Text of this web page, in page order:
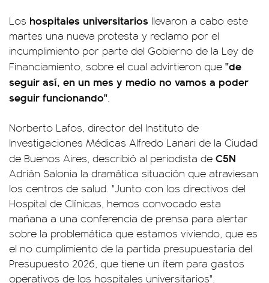
Los hospitales universitarios llevaron a cabo este
martes una nueva protesta y reclamo por el
incumplimiento por parte del Gobierno de la Ley de
Financiamiento, sobre el cual advirtieron que "de
seguir así, en un mes y medio no vamos a poder
seguir funcionando".
Norberto Lafos, director del Instituto de
Investigaciones Médicas Alfredo Lanari de la Ciudad
de Buenos Aires, describió al periodista de C5N
Adrián Salonia la dramática situación que atraviesan
los centros de salud. "Junto con los directivos del
Hospital de Clínicas, hemos convocado esta
mañana a una conferencia de prensa para alertar
sobre la problemática que estamos viviendo, que es
el no cumplimiento de la partida presupuestaria del
Presupuesto 2026, que tiene un ítem para gastos
operativos de los hospitales universitarios".